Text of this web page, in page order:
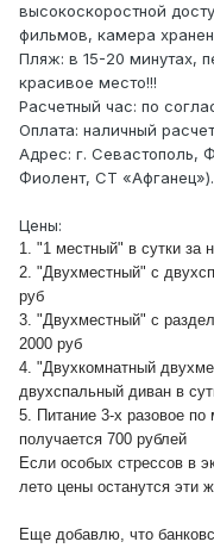
высокоскоростной
фильмов, камера
Пляж: в 15-20 минутах,
красивое место!!!
Расчетный час: по
Оплата: наличный
Адрес: г. Севастополь,
Фиолент, СТ «Афганец»).
Цены:
1. "1 местный" в сутки за
2. "Двухместный" с
руб
3. "Двухместный" с
2000 руб
4. "Двухкомнатный
двухспальный диван в
5. Питание 3-х разовое по
получается 700 рублей
Если особых стрессов в
лето цены останутся эти
Еще добавлю, что